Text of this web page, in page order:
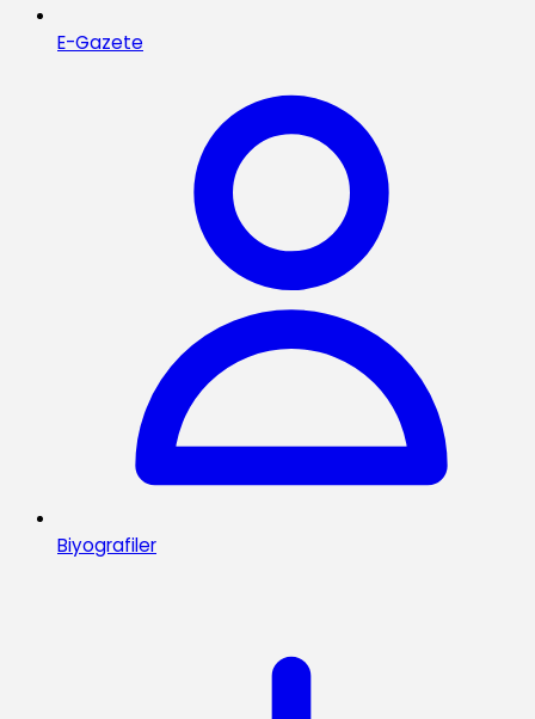
E-Gazete
Biyografiler